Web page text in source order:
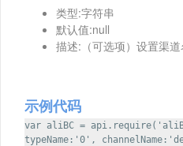
类型:字符串
默认值:null
描述:（可选项）设置渠
示例代码
var aliBC =
typeName:'0',